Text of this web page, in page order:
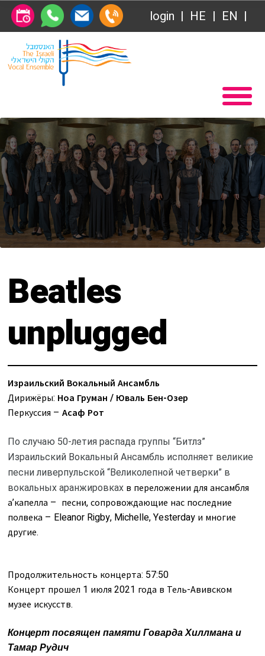
Абонемент
Передачи
Связаться с нами
О нас
за голосом
Магия голоса
Виртуальный зал
мой счет
заказ
Политика сайта
login HE EN
Главная
Вступление в Общество друзей Ансамбля
Абонемент
Передачи
VOD
Связаться с нами
за голосом
Магия голоса
Календарь
заказ
Политика сайта
Beatles
unplugged
Израильский Вокальный Ансамбль
Дирижёры: Ноа Груман / Юваль Бен-Озер
Перкуссия –Асаф Рот
По случаю 50-летия распада группы “Битлз”
Израильский Вокальный Ансамбль исполняет великие
песни ливерпульской “Великолепной четверки” в
вокальных аранжировках в переложении для ансамбля
а’капелла – песни, сопровождающие нас последние
полвека – Eleanor Rigby, Michelle, Yesterday и многие
другие.
Продолжительность концерта: 57:50
Концерт прошел 1 июля 2021 года в Тель-Авивском
музее искусств.
Концерт посвящен памяти Говарда Хиллмана и
Тамар Рудич